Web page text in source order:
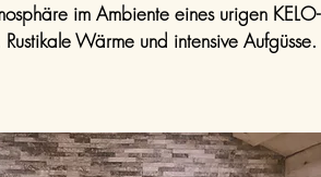
im Ambiente eines urigen KELO-
Rustikale Wärme und intensive Aufgüsse.